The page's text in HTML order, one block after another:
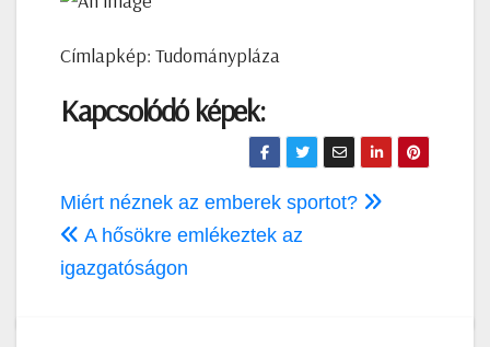
Címlapkép: Tudománypláza
Kapcsolódó képek:
Bejegyzés
navigáció
Miért néznek az emberek sportot?
A hősökre emlékeztek az
igazgatóságon